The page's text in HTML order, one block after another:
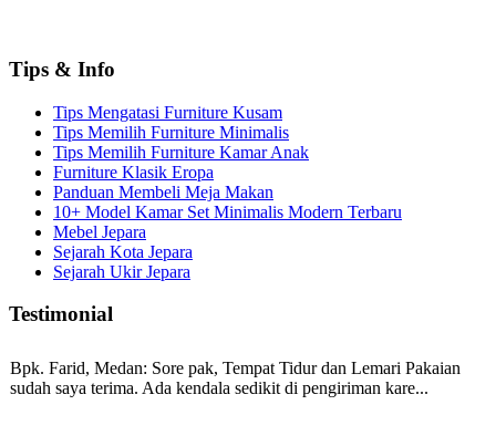
Tips & Info
Tips Mengatasi Furniture Kusam
Tips Memilih Furniture Minimalis
Tips Memilih Furniture Kamar Anak
Furniture Klasik Eropa
Panduan Membeli Meja Makan
10+ Model Kamar Set Minimalis Modern Terbaru
Mebel Jepara
Sejarah Kota Jepara
Sejarah Ukir Jepara
Testimonial
Bpk. Farid, Medan: Sore pak, Tempat Tidur dan Lemari Pakaian
sudah saya terima. Ada kendala sedikit di pengiriman kare...